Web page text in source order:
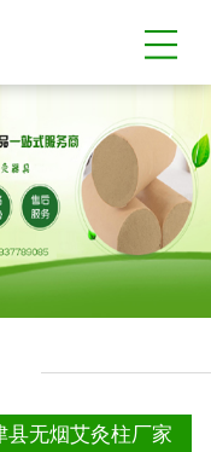
县无烟艾灸柱厂家